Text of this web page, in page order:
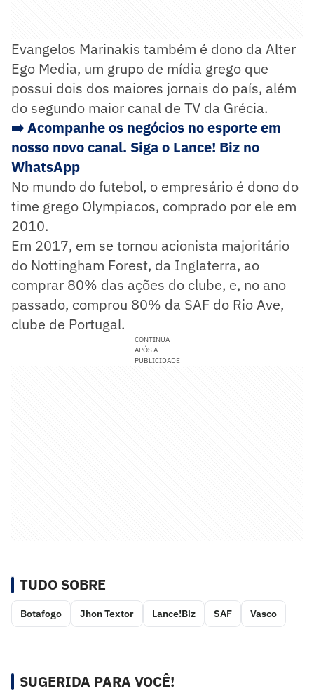
Evangelos Marinakis também é dono da Alter
Ego Media, um grupo de mídia grego que
possui dois dos maiores jornais do país, além
do segundo maior canal de TV da Grécia.
➡️ Acompanhe os negócios no esporte em
nosso novo canal. Siga o Lance! Biz no
WhatsApp
No mundo do futebol, o empresário é dono do
time grego Olympiacos, comprado por ele em
2010.
Em 2017, em se tornou acionista majoritário
do Nottingham Forest, da Inglaterra, ao
comprar 80% das ações do clube, e, no ano
passado, comprou 80% da SAF do Rio Ave,
clube de Portugal.
CONTINUA
APÓS A
PUBLICIDADE
TUDO SOBRE
Botafogo Jhon Textor Lance!Biz SAF Vasco
SUGERIDA PARA VOCÊ!